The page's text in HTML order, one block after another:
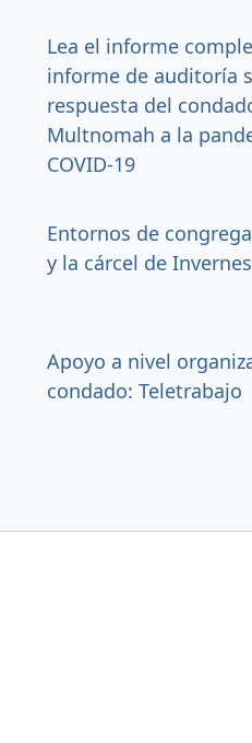
Lea el informe
informe de auditoría
respuesta del
Multnomah a la
COVID-19
Entornos de
y la cárcel de
Apoyo a nivel
condado: Teletrabajo